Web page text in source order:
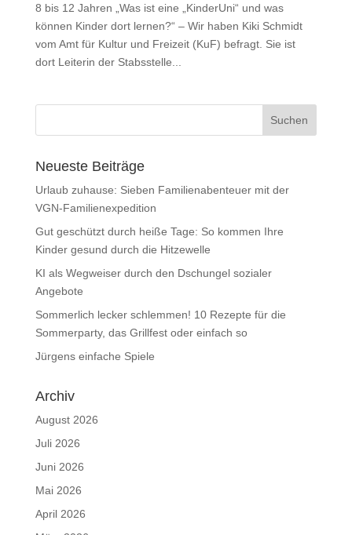
8 bis 12 Jahren „Was ist eine „KinderUni“ und was
können Kinder dort lernen?“ – Wir haben Kiki Schmidt
vom Amt für Kultur und Freizeit (KuF) befragt. Sie ist
dort Leiterin der Stabsstelle...
Neueste Beiträge
Urlaub zuhause: Sieben Familienabenteuer mit der
VGN-Familienexpedition
Gut geschützt durch heiße Tage: So kommen Ihre
Kinder gesund durch die Hitzewelle
KI als Wegweiser durch den Dschungel sozialer
Angebote
Sommerlich lecker schlemmen! 10 Rezepte für die
Sommerparty, das Grillfest oder einfach so
Jürgens einfache Spiele
Archiv
August 2026
Juli 2026
Juni 2026
Mai 2026
April 2026